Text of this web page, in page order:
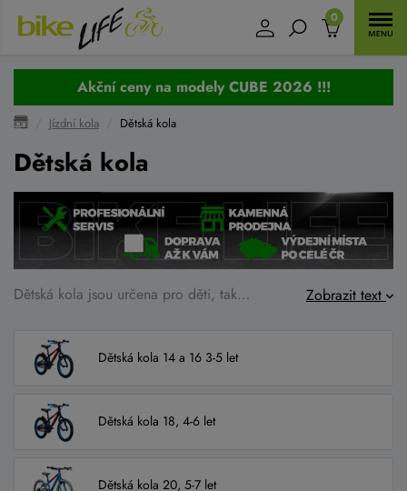
0
Akční ceny na modely CUBE 2026 !!!
Jízdní kola Dětská kola
Dětská kola
Dětská kola jsou určena pro děti, takže pro ně chceme samozřejmě to nejlepší a nejnebezpečnější. Zobrazit text
Dětská kola 14 a 16 3-5 let
Dětská kola 18, 4-6 let
Dětská kola 20, 5-7 let